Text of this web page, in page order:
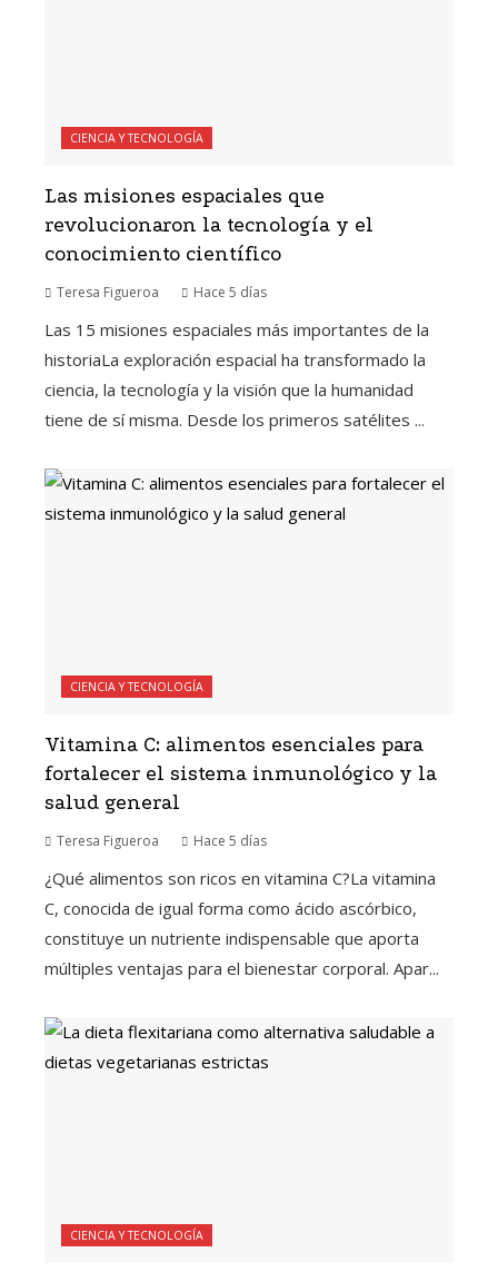
CIENCIA Y TECNOLOGÍA
Las misiones espaciales que
revolucionaron la tecnología y el
conocimiento científico
Teresa Figueroa Hace 5 días
Las 15 misiones espaciales más importantes de la
historiaLa exploración espacial ha transformado la
ciencia, la tecnología y la visión que la humanidad
tiene de sí misma. Desde los primeros satélites ...
CIENCIA Y TECNOLOGÍA
Vitamina C: alimentos esenciales para
fortalecer el sistema inmunológico y la
salud general
Teresa Figueroa Hace 5 días
¿Qué alimentos son ricos en vitamina C?La vitamina
C, conocida de igual forma como ácido ascórbico,
constituye un nutriente indispensable que aporta
múltiples ventajas para el bienestar corporal. Apar...
CIENCIA Y TECNOLOGÍA